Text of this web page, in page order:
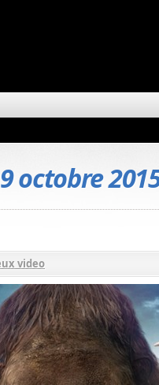
9 octobre
video